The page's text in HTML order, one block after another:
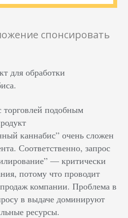
спонсировать
для обработки
торговлей подобным
каннабис” очень сложен
Соответственно, запрос
— критически
потому что проводит
компании. Проблема в
в выдаче доминируют
ресурсы.